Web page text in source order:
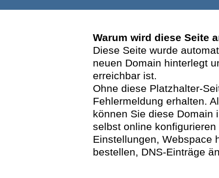
Warum wird diese Seite
Diese Seite wurde
neuen Domain hinterlegt
erreichbar ist.
Ohne diese Platzhalter-
Fehlermeldung erhalten.
können Sie diese Domain
selbst online
Einstellungen, Webspace
bestellen, DNS-Einträge